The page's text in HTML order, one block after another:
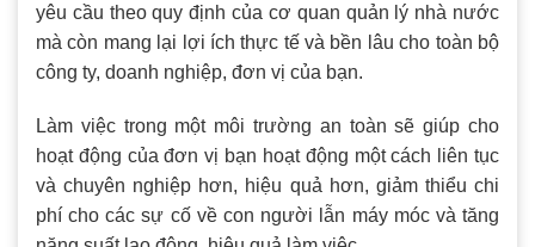
yêu cầu theo quy định của cơ quan quản lý nhà nước
mà còn mang lại lợi ích thực tế và bền lâu cho toàn bộ
công ty, doanh nghiệp, đơn vị của bạn.
Làm việc trong một môi trường an toàn sẽ giúp cho
hoạt động của đơn vị bạn hoạt động một cách liên tục
và chuyên nghiệp hơn, hiệu quả hơn, giảm thiểu chi
phí cho các sự cố về con người lẫn máy móc và tăng